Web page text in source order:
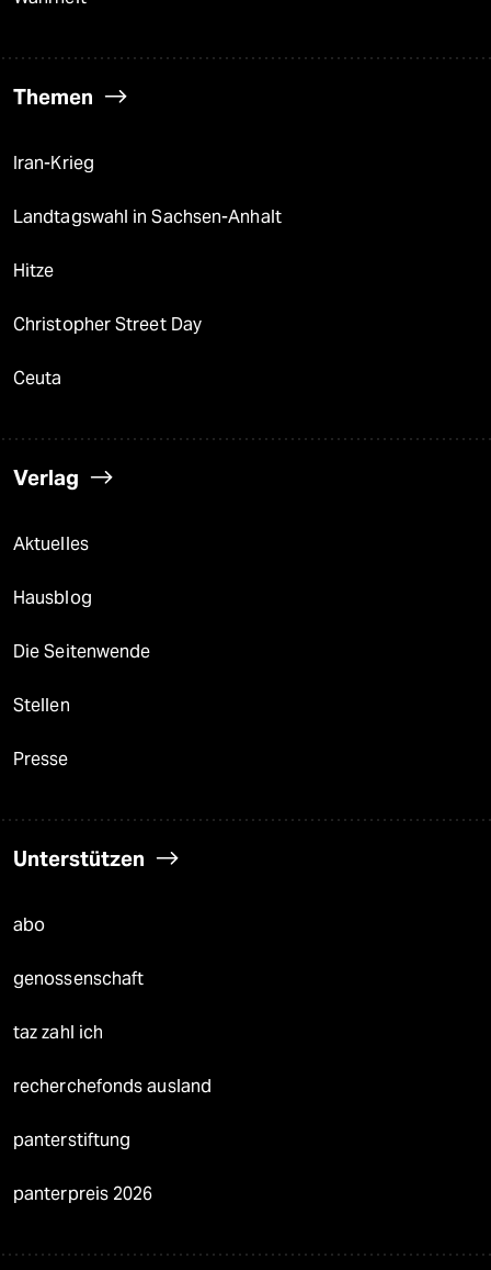
Themen
Iran-Krieg
Landtagswahl in Sachsen-Anhalt
Hitze
Christopher Street Day
Ceuta
Verlag
Aktuelles
Hausblog
Die Seitenwende
Stellen
Presse
Unterstützen
abo
genossenschaft
taz zahl ich
recherchefonds ausland
panterstiftung
panterpreis 2026